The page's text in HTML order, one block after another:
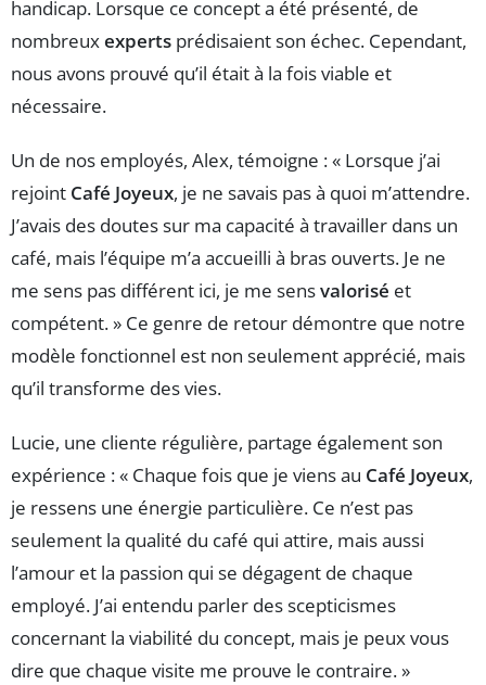
handicap. Lorsque ce concept a été présenté, de
nombreuxexperts prédisaient son échec. Cependant,
nous avons prouvé qu’il était à la fois viable et
nécessaire.
Un de nos employés, Alex, témoigne : « Lorsque j’ai
rejoint Café Joyeux, je ne savais pas à quoi m’attendre.
J’avais des doutes sur ma capacité à travailler dans un
café, mais l’équipe m’a accueilli à bras ouverts. Je ne
me sens pas différent ici, je me sensvalorisé et
compétent. » Ce genre de retour démontre que notre
modèle fonctionnel est non seulement apprécié, mais
qu’il transforme des vies.
Lucie, une cliente régulière, partage également son
expérience : « Chaque fois que je viens au Café Joyeux,
je ressens une énergie particulière. Ce n’est pas
seulement la qualité du café qui attire, mais aussi
l’amour et la passion qui se dégagent de chaque
employé. J’ai entendu parler des scepticismes
concernant la viabilité du concept, mais je peux vous
dire que chaque visite me prouve le contraire. »